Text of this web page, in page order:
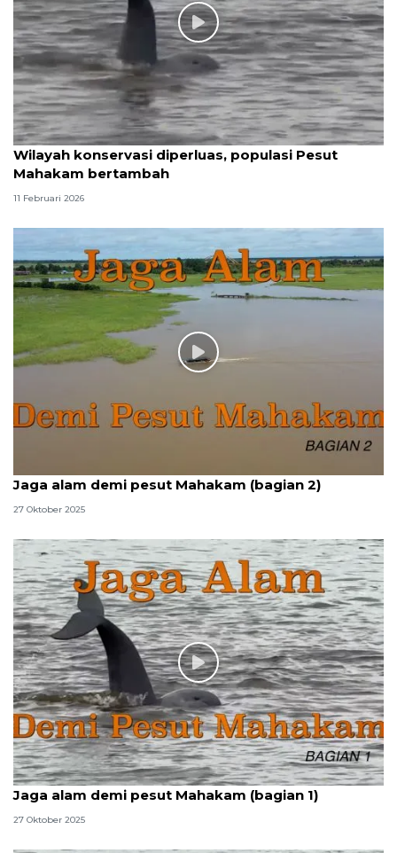
Wilayah konservasi diperluas, populasi Pesut
Mahakam bertambah
11 Februari 2026
Jaga alam demi pesut Mahakam (bagian 2)
27 Oktober 2025
Jaga alam demi pesut Mahakam (bagian 1)
27 Oktober 2025